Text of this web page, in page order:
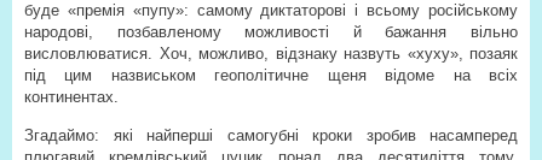
буде «премія «пупу»: самому диктаторові і всьому російському
народові, позбавленому можливості й бажання вільно
висловлюватися. Хоч, можливо, відзнаку назвуть «хуху», позаяк
під цим назвиськом геополітичне щеня відоме на всіх
континентах.
Згадаймо: які найперші самогубні кроки зробив насамперед